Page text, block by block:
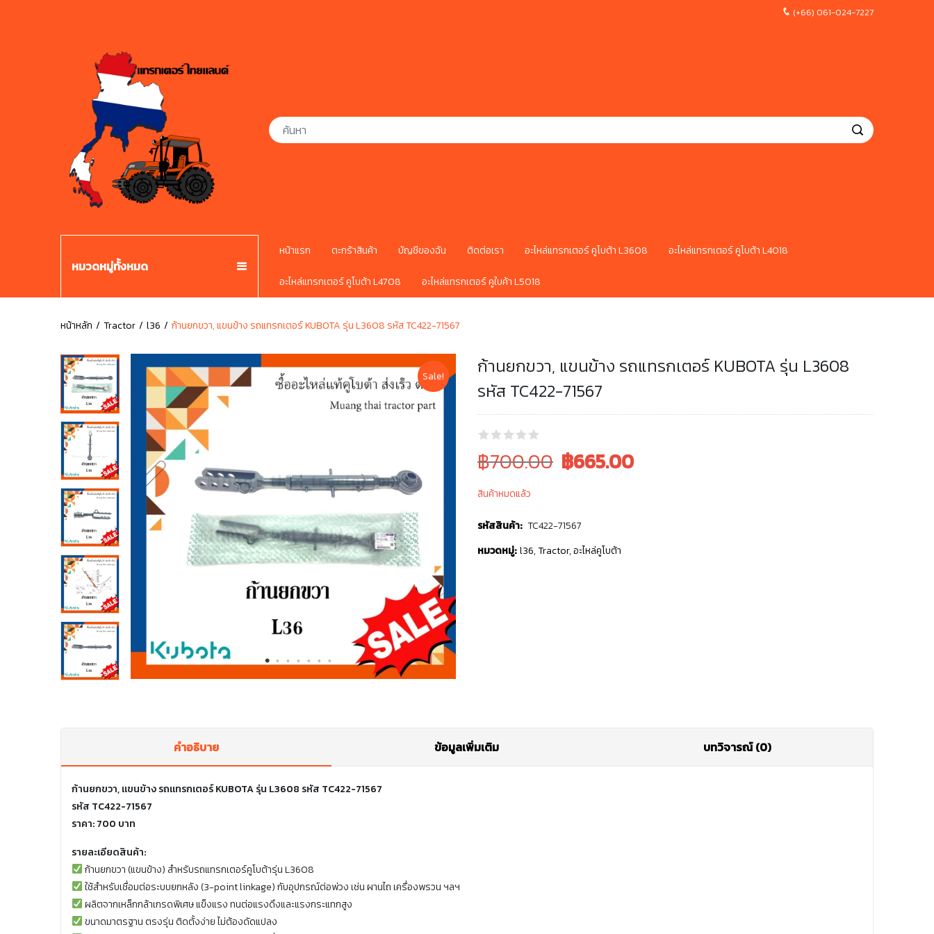
(+66) 061-024-7227
หมวดหมู่ทั้งหมด
หน้าแรก ตะกร้าสินค้า บัญชีของฉัน ติดต่อเรา อะไหล่แทรกเตอร์ คูโบต้า L3608 อะไหล่แทรกเตอร์ คูโบต้า L4018
อะไหล่แทรกเตอร์ คูโบต้า L4708 อะไหล่แทรกเตอร์ คูใบค้า L5018
หน้าหลัก Tractor l36 ก้านยกขวา, แขนข้าง รถแทรกเตอร์ KUBOTA รุ่น L3608 รหัส TC422-71567
Sale!
ก้านยกขวา, แขนข้าง รถแทรกเตอร์ KUBOTA รุ่น L3608
รหัส TC422-71567
Original
price
was:
฿700.00.
฿700.00 Current
฿700.00.
฿665.00
สินค้าหมดแล้ว
รหัสสินค้า: TC422-71567
หมวดหมู่: l36,Tractor,อะไหล่คูโบต้า
คำอธิบาย ข้อมูลเพิ่มเติม บทวิจารณ์ (0)
ก้านยกขวา, แขนข้าง รถแทรกเตอร์ KUBOTA รุ่น L3608 รหัส TC422-71567
รหัส TC422-71567
ราคา: 700 บาท
รายละเอียดสินค้า:
ก้านยกขวา (แขนข้าง) สำหรับรถแทรกเตอร์คูโบต้ารุ่น L3608
ใช้สำหรับเชื่อมต่อระบบยกหลัง (3-point linkage) กับอุปกรณ์ต่อพ่วง เช่น ผานไถ เครื่องพรวน ฯลฯ
ผลิตจากเหล็กกล้าเกรดพิเศษ แข็งแรง ทนต่อแรงดึงและแรงกระแทกสูง
ขนาดมาตรฐาน ตรงรุ่น ติดตั้งง่าย ไม่ต้องดัดแปลง